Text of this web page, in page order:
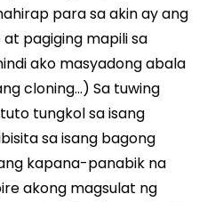
para sa akin ay ang
pagiging mapili sa
ako masyadong abala
cloning...) Sa tuwing
tungkol sa isang
sa isang bagong
kapana-panabik na
akong magsulat ng